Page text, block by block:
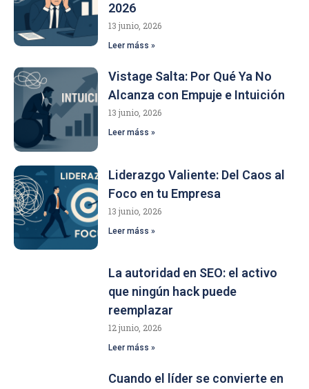
2026
13 junio, 2026
Leer máss »
Vistage Salta: Por Qué Ya No
Alcanza con Empuje e Intuición
13 junio, 2026
Leer máss »
Liderazgo Valiente: Del Caos al
Foco en tu Empresa
13 junio, 2026
Leer máss »
La autoridad en SEO: el activo
que ningún hack puede
reemplazar
12 junio, 2026
Leer máss »
Cuando el líder se convierte en